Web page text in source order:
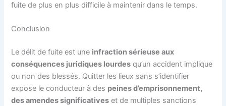
fuite de plus en plus difficile à maintenir dans le temps.
Conclusion
Le délit de fuite est une infraction sérieuse aux
conséquences juridiques lourdes qu’un accident implique
ou non des blessés. Quitter les lieux sans s’identifier
expose le conducteur à des peines d’emprisonnement,
des amendes significatives et de multiples sanctions